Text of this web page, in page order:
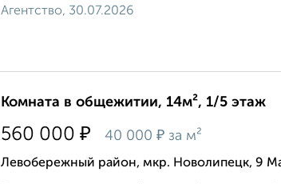
Агентство, 30.07.2026
Комната в общежитии, 14м², 1/5 этаж
560 000 ₽ 40 000 ₽ за м²
Левобережный район, мкр. Новолипецк, 9